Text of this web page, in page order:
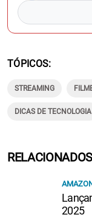
TÓPICOS
STREAMING
DICAS DE TECNOLOGIA
RELACIONADOS
2025